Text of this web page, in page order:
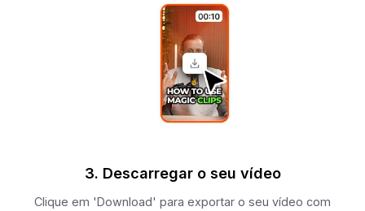
3. Descarregar o seu vídeo
Clique em 'Download' para exportar o seu vídeo com